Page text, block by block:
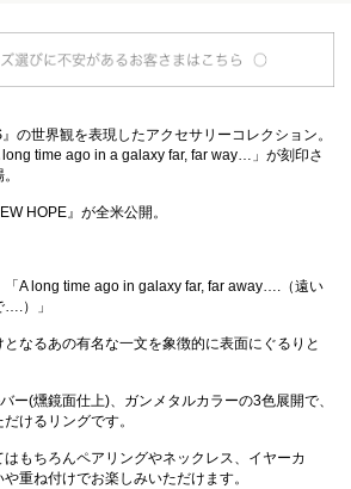
の世界観を表現したアクセサリーコレクション。
time ago in a galaxy far, far way…」が刻印さ
HOPE』が全米公開。
「A long time ago in galaxy far, far away….（遠い
….）」
なるあの有名な一文を象徴的に表面にぐるりと
ー(燻鏡面仕上)、ガンメタルカラーの3色展開で、
けるリングです。
もちろんペアリングやネックレス、イヤーカ
重ね付けでお楽しみいただけます。